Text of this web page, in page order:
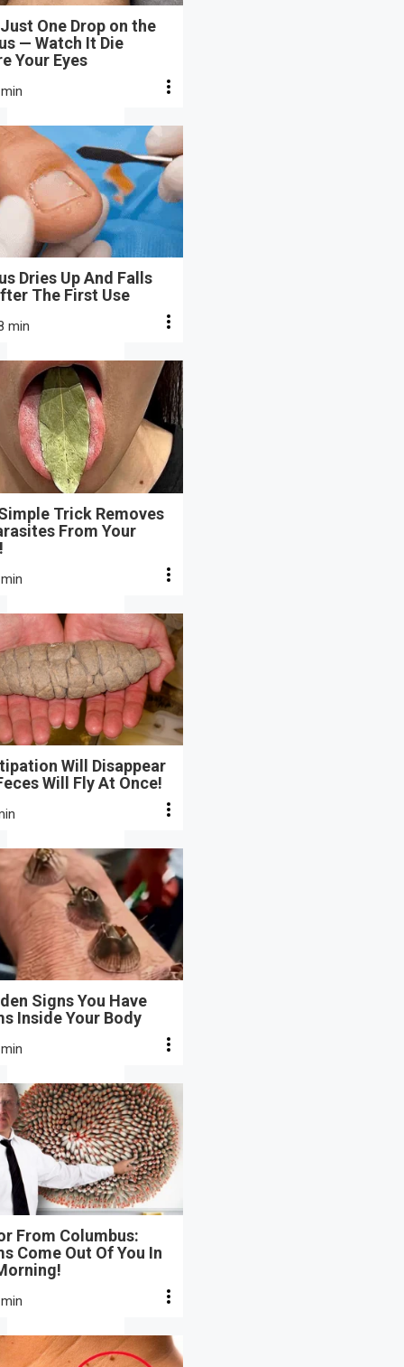
One Drop on the
— Watch It Die
Your Eyes
Dries Up And Falls
The First Use
min
Trick Removes
From Your
Will Disappear
Will Fly At Once!
Signs You Have
Inside Your Body
From Columbus:
Come Out Of You In